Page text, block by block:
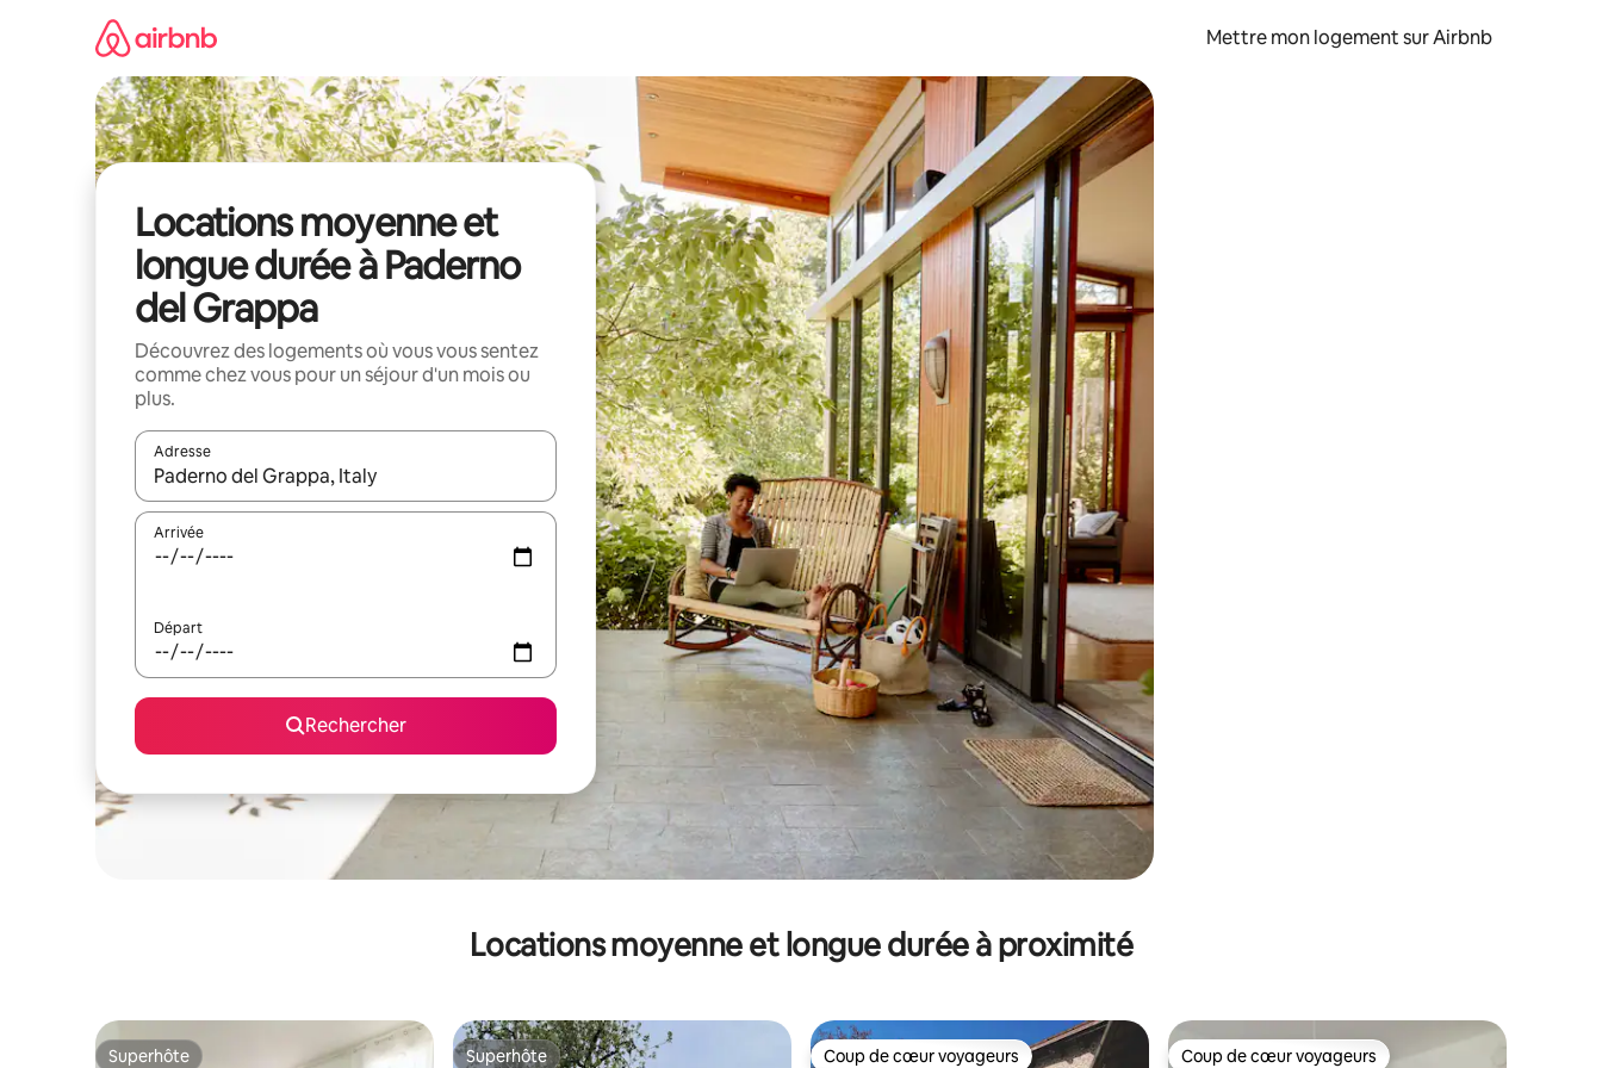
Mettre mon logement sur Airbnb
Locations moyenne et
longue durée à Paderno
del Grappa
Découvrez des logements où vous vous sentez
comme chez vous pour un séjour d'un mois ou
plus.
Adresse
Lorsque les résultats s'affichent, utilisez les flèches vers le haut et vers le bas pour les parcourir ou en appuyant et en faisant glisser.
Arrivée
Départ
Rechercher
Locations moyenne et longue durée à proximité
Superhôte Superhôte Coup de cœur voyageurs Coup de cœur voyageurs